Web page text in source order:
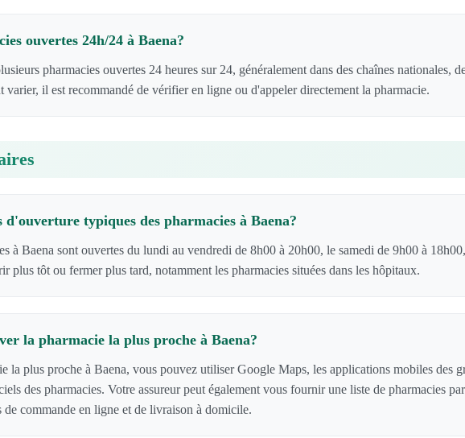
ouvertes 24h/24 à Baena?
pharmacies ouvertes 24 heures sur 24, généralement dans des chaînes nationales,
varier, il est recommandé de vérifier en ligne ou d'appeler directement la pharmacie.
typiques des pharmacies à Baena?
à Baena sont ouvertes du lundi au vendredi de 8h00 à 20h00, le samedi de 9h00 à
plus tôt ou fermer plus tard, notamment les pharmacies situées dans les hôpitaux.
la pharmacie la plus proche à Baena?
la plus proche à Baena, vous pouvez utiliser Google Maps, les applications mobiles des
des pharmacies. Votre assureur peut également vous fournir une liste de pharmacies
de commande en ligne et de livraison à domicile.